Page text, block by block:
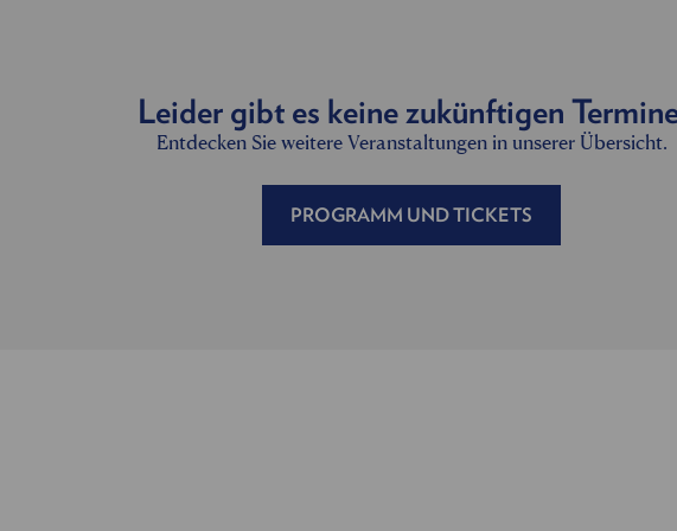
Leider gibt es keine zukünftigen
Entdecken Sie weitere Veranstaltungen in unserer Übersicht.
PROGRAMM UND TICKETS